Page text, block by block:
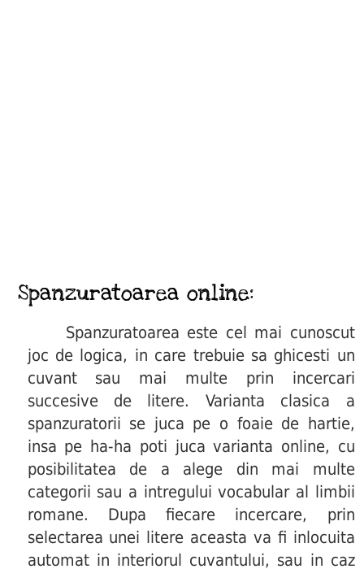
Spanzuratoarea online:
Spanzuratoarea este cel mai cunoscut
joc de logica, in care trebuie sa ghicesti un
cuvant sau mai multe prin incercari
succesive de litere. Varianta clasica a
spanzuratorii se juca pe o foaie de hartie,
insa pe ha-ha poti juca varianta online, cu
posibilitatea de a alege din mai multe
categorii sau a intregului vocabular al limbii
romane. Dupa fiecare incercare, prin
selectarea unei litere aceasta va fi inlocuita
automat in interiorul cuvantului, sau in caz